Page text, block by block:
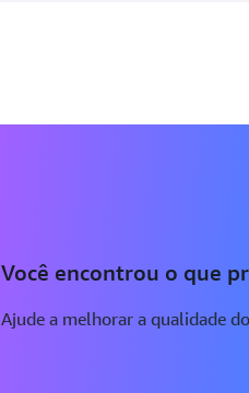
Você encontrou o que
Ajude a melhorar a qualidade